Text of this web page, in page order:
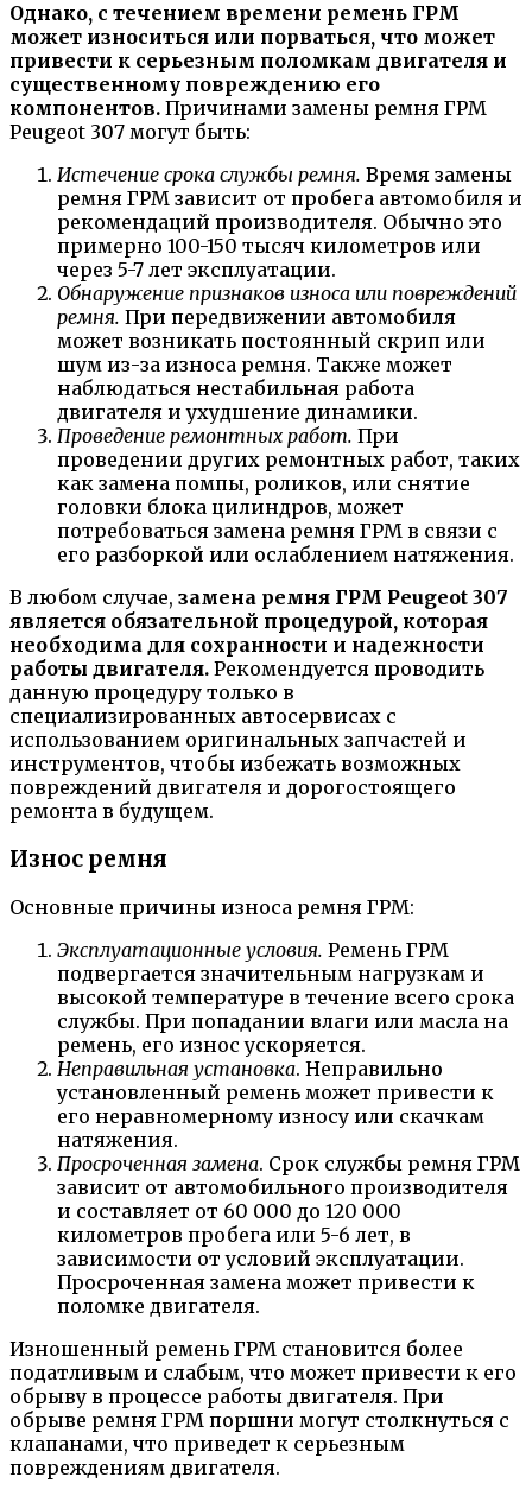
Однако, с течением времени ремень ГРМ
может износиться или порваться, что может
привести к серьезным поломкам двигателя и
существенному повреждению его
компонентов. Причинами замены ремня ГРМ
Peugeot 307 могут быть:
Истечение срока службы ремня. Время замены
ремня ГРМ зависит от пробега автомобиля и
рекомендаций производителя. Обычно это
примерно 100-150 тысяч километров или
через 5-7 лет эксплуатации.
Обнаружение признаков износа или повреждений
ремня. При передвижении автомобиля
может возникать постоянный скрип или
шум из-за износа ремня. Также может
наблюдаться нестабильная работа
двигателя и ухудшение динамики.
Проведение ремонтных работ. При
проведении других ремонтных работ, таких
как замена помпы, роликов, или снятие
головки блока цилиндров, может
потребоваться замена ремня ГРМ в связи с
его разборкой или ослаблением натяжения.
В любом случае, замена ремня ГРМ Peugeot 307
является обязательной процедурой, которая
необходима для сохранности и надежности
работы двигателя. Рекомендуется проводить
данную процедуру только в
специализированных автосервисах с
использованием оригинальных запчастей и
инструментов, чтобы избежать возможных
повреждений двигателя и дорогостоящего
ремонта в будущем.
Износ ремня
Основные причины износа ремня ГРМ:
Эксплуатационные условия. Ремень ГРМ
подвергается значительным нагрузкам и
высокой температуре в течение всего срока
службы. При попадании влаги или масла на
ремень, его износ ускоряется.
Неправильная установка. Неправильно
установленный ремень может привести к
его неравномерному износу или скачкам
натяжения.
Просроченная замена. Срок службы ремня ГРМ
зависит от автомобильного производителя
и составляет от 60 000 до 120 000
километров пробега или 5-6 лет, в
зависимости от условий эксплуатации.
Просроченная замена может привести к
поломке двигателя.
Изношенный ремень ГРМ становится более
податливым и слабым, что может привести к его
обрыву в процессе работы двигателя. При
обрыве ремня ГРМ поршни могут столкнуться с
клапанами, что приведет к серьезным
повреждениям двигателя.